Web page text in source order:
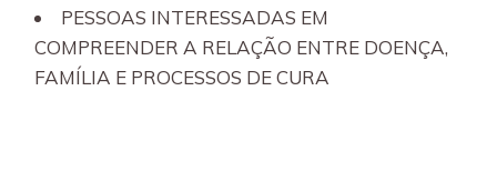
PESSOAS INTERESSADAS EM
COMPREENDER A RELAÇÃO ENTRE DOENÇA,
FAMÍLIA E PROCESSOS DE CURA